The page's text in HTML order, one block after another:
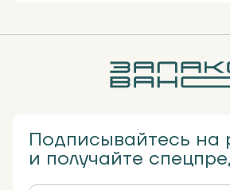
Подписывайтесь на
и получайте